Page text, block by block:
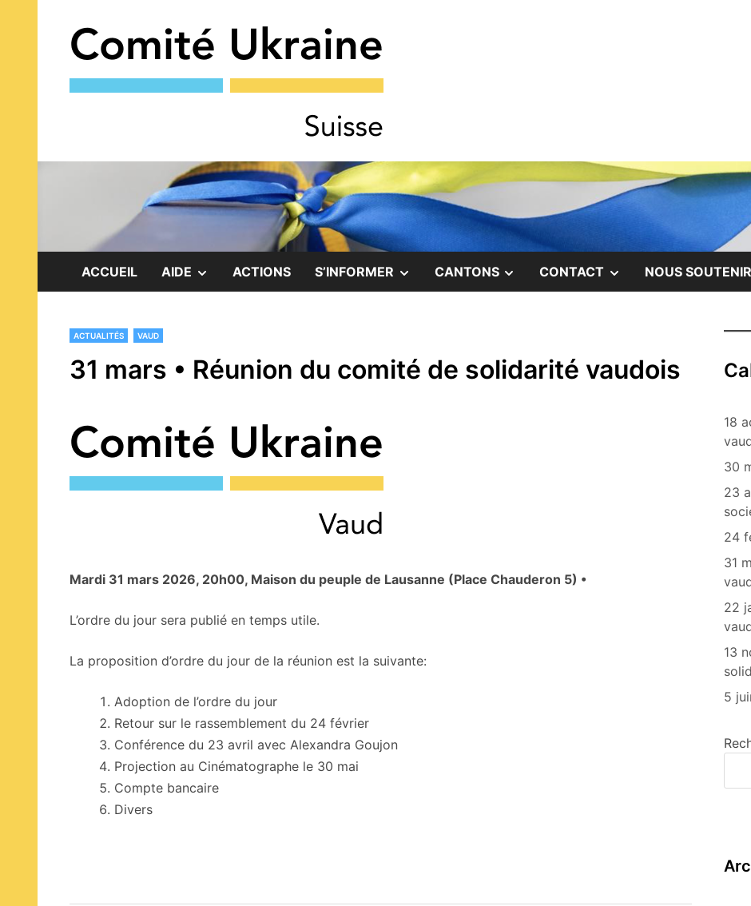
content
ACCUEIL AIDE SHOWACTIONS S’INFORMER SHOWCANTONS SHOWCONTACT SHOWNOUS SOUTENIR
ACTUALITÉS VAUD
31 mars • Réunion du comité de solidarité vaudois
Mardi 31 mars 2026, 20h00, Maison du peuple de Lausanne (Place Chauderon 5) •
L’ordre du jour sera publié en temps utile.
La proposition d’ordre du jour de la réunion est la suivante:
Adoption de l’ordre du jour
Retour sur le rassemblement du 24 février
Conférence du 23 avril avec Alexandra Goujon
Projection au Cinématographe le 30 mai
Compte bancaire
Divers
18
30
23
24
31
22
13
5